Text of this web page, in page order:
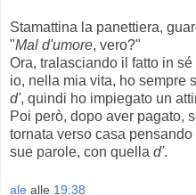
Stamattina la panettiera,
"Mal d'umore, vero?"
Ora, tralasciando il fatto in
io, nella mia vita, ho sempre
d', quindi ho impiegato un
Poi però, dopo aver pagato,
tornata verso casa
sue parole, con quella d'.
ale alle 19:38